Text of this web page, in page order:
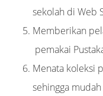
sekolah di Web
Memberikan
pemakai
Menata koleksi
sehingga